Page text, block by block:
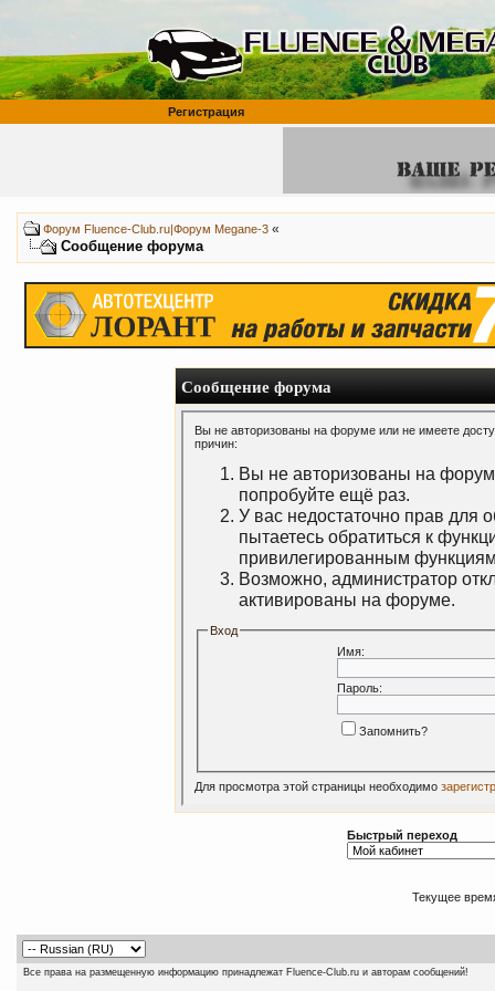
Регистрация
Форум Fluence-Club.ru|Форум Megane-3 «
Сообщение форума
Сообщение форума
Вы не авторизованы на форуме или не имеете
причин:
Вы не авторизованы на
попробуйте ещё раз.
У вас недостаточно прав для
пытаетесь обратиться к
привилегированным
Возможно, администратор
активированы на форуме.
Вход
Имя:
Пароль:
Запомнить?
Для просмотра этой страницы необходимо
Быстрый переход
Текущее
Все права на размещенную информацию принадлежат Fluence-Club.ru и авторам сообщений!